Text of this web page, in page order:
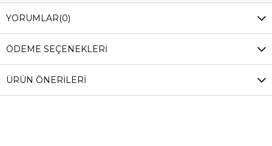
YORUMLAR(0)
ÖDEME SEÇENEKLERI
ÜRÜN ÖNERILERI